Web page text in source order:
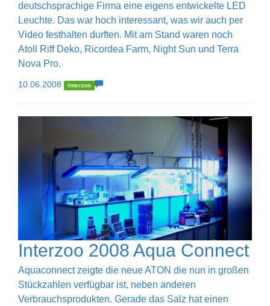
deutschsprachige Firma eine eigens entwickelte LED
Leuchte. Das war hoch interessant, was wir auch per
Video festhalten durften. Mit am Stand waren noch
Atoll Riff Deko, Ricordea Farm, Night Sun und Terra
Nova Pro.
10.06.2008 Interzoo
Interzoo 2008 Aqua Connect
Aquaconnect zeigte die neue ATON die nun in großen
Stückzahlen verfügbar ist, neben anderen
Verbrauchsprodukten. Gerade das Salz hat einen